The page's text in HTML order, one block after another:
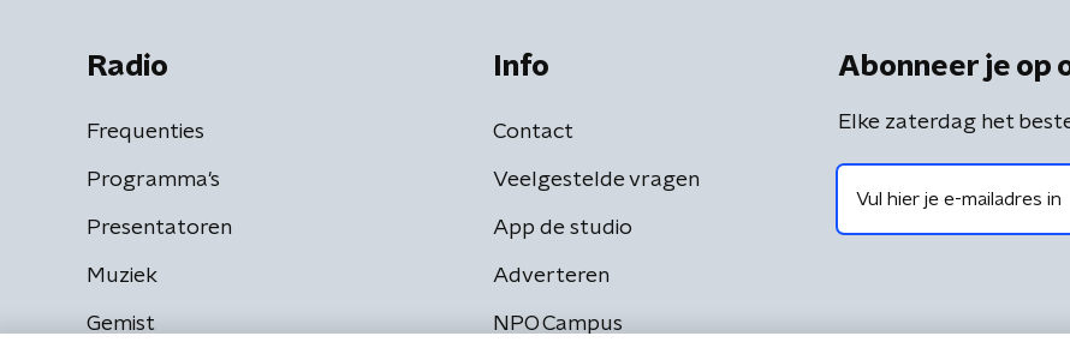
Radio
Frequenties
Programma's
Presentatoren
Muziek
Gemist
Info
Contact
Veelgestelde vragen
App de studio
Adverteren
NPO Campus
Abonneer je op
Elke zaterdag het